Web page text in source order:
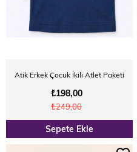
Atik Erkek Çocuk İkili Atlet Paketi
₺198,00
₺249,00
Sepete Ekle
ÜRÜN